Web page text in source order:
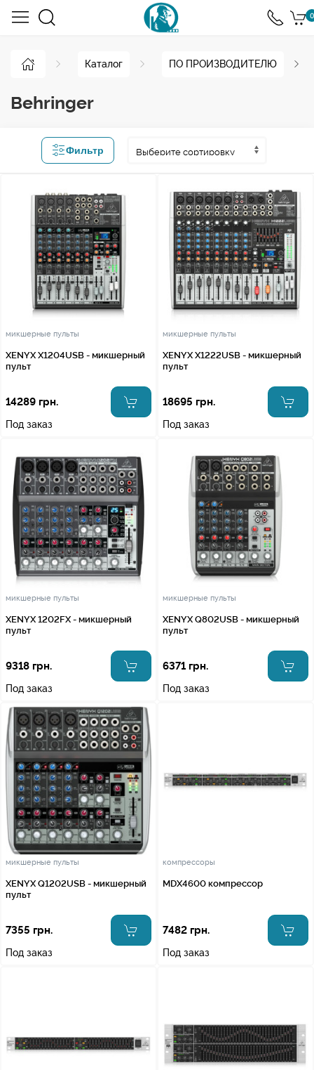
0
Каталог ПО ПРОИЗВОДИТЕЛЮ
Behringer
Фильтр
микшерные пульты
XENYX X1204USB - микшерный
пульт
14289 грн.
Под заказ
микшерные пульты
XENYX X1222USB - микшерный
пульт
18695 грн.
Под заказ
микшерные пульты
XENYX 1202FX - микшерный
пульт
9318 грн.
Под заказ
микшерные пульты
XENYX Q802USB - микшерный
пульт
6371 грн.
Под заказ
микшерные пульты
XENYX Q1202USB - микшерный
пульт
7355 грн.
Под заказ
компрессоры
MDX4600 компрессор
7482 грн.
Под заказ